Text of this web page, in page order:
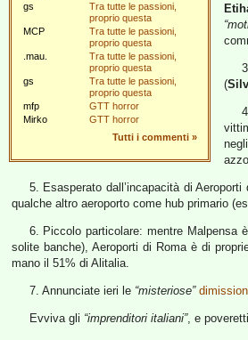
gs
Tra tutte le passioni,
proprio questa
MCP
Tra tutte le passioni,
proprio questa
.mau.
Tra tutte le passioni,
proprio questa
gs
Tra tutte le passioni,
proprio questa
mfp
GTT horror
Mirko
GTT horror
Tutti i commenti »
(
5. Esasperato dall’incapacità di
qualche altro aeroporto come hub primario
6. Piccolo particolare: mentre Malpensa
solite banche), Aeroporti di Roma è di
mano il 51% di Alitalia.
7. Annunciate ieri le “misteriose”
Evviva gli “imprenditori italiani”, e